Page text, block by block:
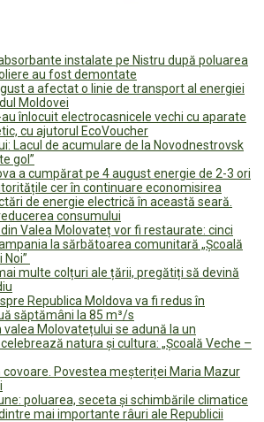
instalate pe Nistru după poluarea
au fost demontate
a afectat o linie de transport al energiei
Moldovei
înlocuit electrocasnicele vechi cu aparate
cu ajutorul EcoVoucher
Lacul de acumulare de la Novodnestrovsk
gol”
a cumpărat pe 4 august energie de 2-3 ori
cer în continuare economisirea
de energie electrică în această seară.
consumului
Valea Molovateț vor fi restaurate: cinci
la sărbătoarea comunitară „Școală
multe colțuri ale țării, pregătiți să devină
Republica Moldova va fi redus în
săptămâni la 85 m³/s
Molovatețului se adună la un
natura și cultura: „Școală Veche –
covoare. Povestea meșteriței Maria Mazur
poluarea, seceta și schimbările climatice
mai importante râuri ale Republicii